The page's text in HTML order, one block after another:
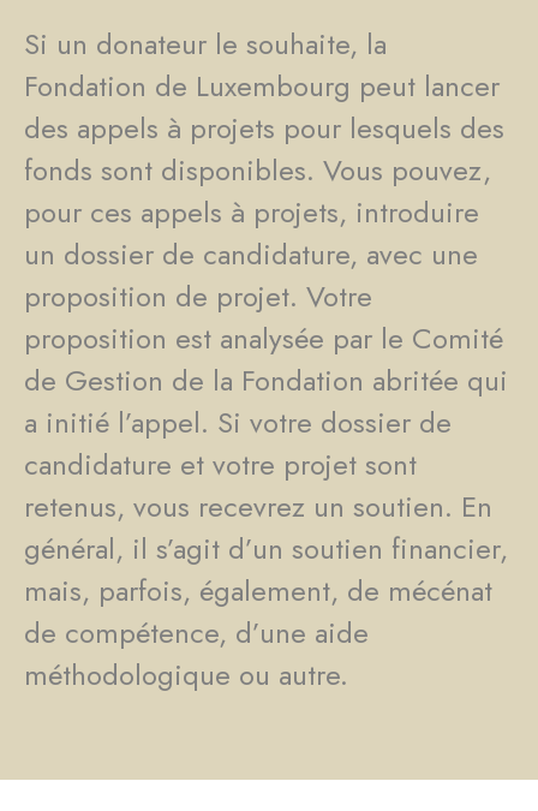
Si un donateur le souhaite, la
Fondation de Luxembourg peut lancer
des appels à projets pour lesquels des
fonds sont disponibles. Vous pouvez,
pour ces appels à projets, introduire
un dossier de candidature, avec une
proposition de projet. Votre
proposition est analysée par le Comité
de Gestion de la Fondation abritée qui
a initié l’appel. Si votre dossier de
candidature et votre projet sont
retenus, vous recevrez un soutien. En
général, il s’agit d’un soutien financier,
mais, parfois, également, de mécénat
de compétence, d’une aide
méthodologique ou autre.